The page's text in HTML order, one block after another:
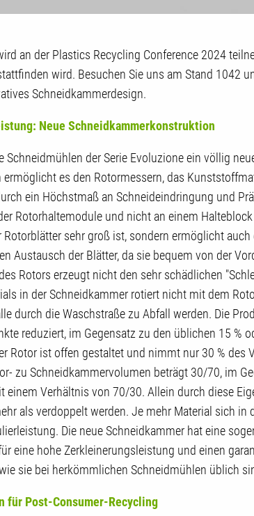
an der Plastics Recycling Conference 2024
wird. Besuchen Sie uns am Stand 1042
Schneidkammerdesign.
Neue Schneidkammerkonstruktion
Schneidmühlen der Serie Evoluzione ein völlig
es den Rotormessern, das
ein Höchstmaß an Schneideindringung und
Rotorhaltemodule und nicht an einem
Rotorblätter sehr groß ist, sondern ermöglicht
Austausch der Blätter, da sie bequem von der
Rotors erzeugt nicht den sehr schädlichen
in der Schneidkammer rotiert nicht mit dem
durch die Waschstraße zu Abfall werden. Die
reduziert, im Gegensatz zu den üblichen 15 %
Rotor ist offen gestaltet und nimmt nur 30 % des
zu Schneidkammervolumen beträgt 30/70, im
einem Verhältnis von 70/30. Allein durch diese
als verdoppelt werden. Je mehr Material sich in
Die neue Schneidkammer hat eine
eine hohe Zerkleinerungsleistung und einen
sie bei herkömmlichen Schneidmühlen üblich
für Post-Consumer-Recycling